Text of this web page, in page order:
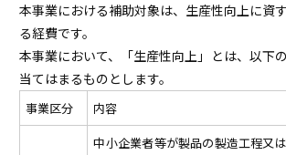
本事業における補助対象は、生産性向上に資
る経費です。
本事業において、「生産性向上」とは、以下
当てはまるものとします。
事業区分 内容
中小企業者等が製品の製造工程又